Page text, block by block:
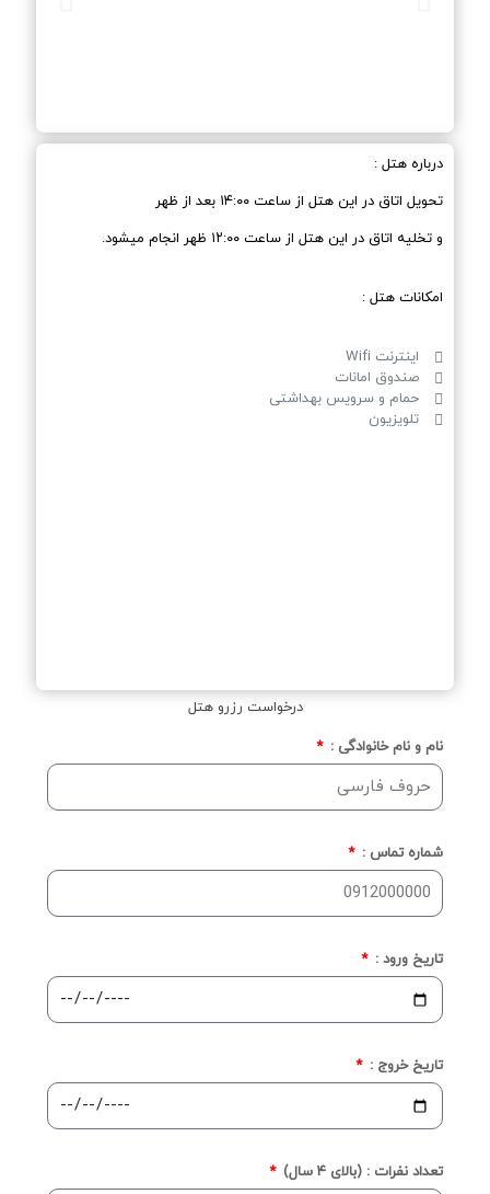
درباره هتل :
تحویل اتاق در این هتل از ساعت ۱۴:۰۰ بعد از ظهر
و تخلیه اتاق در این هتل از ساعت ۱۲:۰۰ ظهر انجام میشود.
امکانات هتل :
اینترنت Wifi
صندوق امانات
حمام و سرویس بهداشتی
تلویزیون
درخواست رزرو هتل
نام و نام خانوادگی :
شماره تماس :
تاریخ ورود :
تاریخ خروج :
تعداد نفرات : (بالای ۴ سال)